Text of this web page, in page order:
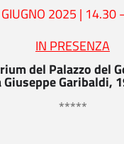
2025 | 14.30
IN PRESENZA
del Palazzo del
Giuseppe Garibaldi,
*****